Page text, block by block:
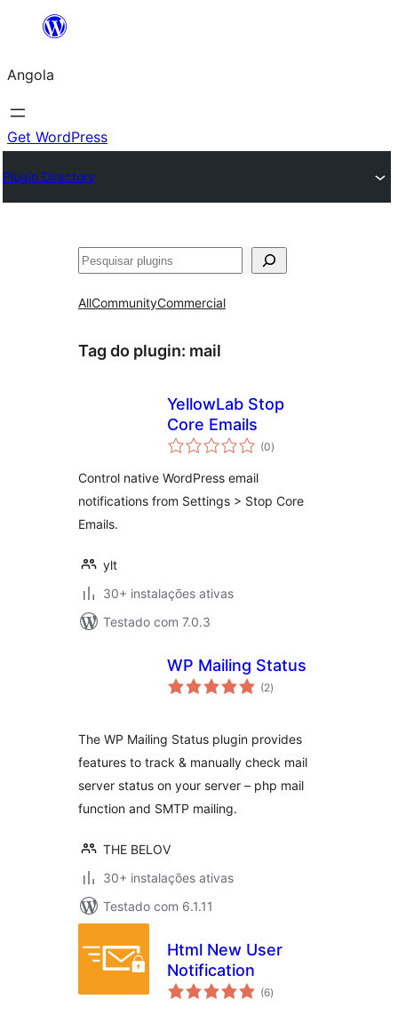
Saltar
o
conteúdo
Angola
Get WordPress
Plugin Directory
Pesquisar
AllCommunityCommercial
Tag do plugin: mail
YellowLab Stop
Core Emails
(0avaliações
totais
)
Control native WordPress email
notifications from Settings > Stop Core
Emails.
ylt
30+ instalações ativas
Testado com 7.0.3
WP Mailing Status
(2avaliações
totais
)
The WP Mailing Status plugin provides
features to track & manually check mail
server status on your server – php mail
function and SMTP mailing.
THE BELOV
30+ instalações ativas
Testado com 6.1.11
Html New User
Notification
(6avaliações
totais
)